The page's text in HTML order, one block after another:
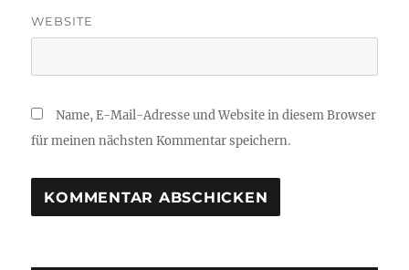
WEBSITE
Name, E-Mail-Adresse und Website in diesem Browser
für meinen nächsten Kommentar speichern.